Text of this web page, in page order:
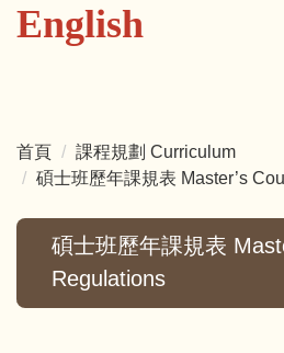
English
首頁
課程規劃 Curriculum
碩士班歷年課規表 Master’s
碩士班歷年課規表
Regulations